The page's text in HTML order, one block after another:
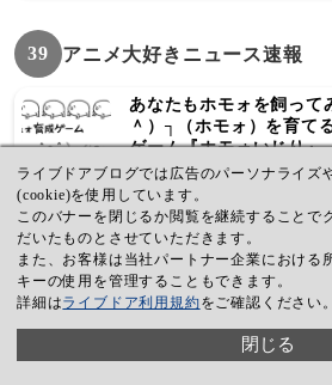
39 アニメ大好きニュース速報
あなたもホモォを飼っ
＾）┐（ホモォ）を育て
ゲーム『ホモォいじり』
彼女がフラグをおられた
立！
天使のどろっぷアニメ化
ライブドアブログでは広告のパーソナライズ
(cookie)を使用しています。
このバナーを閉じるか閲覧を継続することで
だいたものとさせていただきます。
また、お客様は当社パートナー企業における
キーの使用を管理することもできます。
詳細はライブドア利用規約をご確認ください。
閉じる